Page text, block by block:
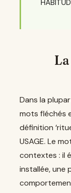
Dans la
mots fléchés
définition
USAGE. Le
contextes : il
installée, une